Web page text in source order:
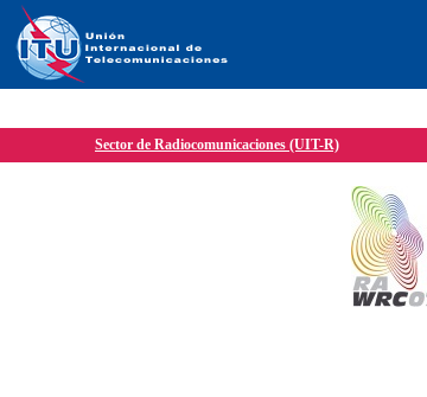
Sector de Radiocomunicaciones (UIT-R)